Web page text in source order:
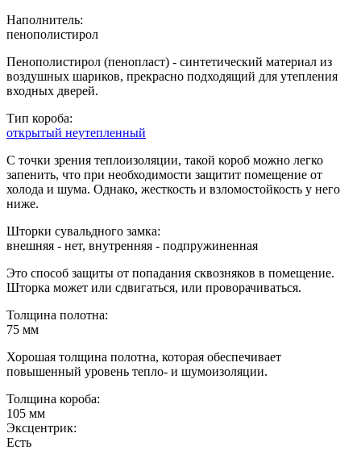
Наполнитель:
пенополистирол
Пенополистирол (пенопласт) - синтетический материал из
воздушных шариков, прекрасно подходящий для утепления
входных дверей.
Тип короба:
открытый неутепленный
С точки зрения теплоизоляции, такой короб можно легко
запенить, что при необходимости защитит помещение от
холода и шума. Однако, жесткость и взломостойкость у него
ниже.
Шторки сувальдного замка:
внешняя - нет, внутренняя - подпружиненная
Это способ защиты от попадания сквозняков в помещение.
Шторка может или сдвигаться, или проворачиваться.
Толщина полотна:
75 мм
Хорошая толщина полотна, которая обеспечивает
повышенный уровень тепло- и шумоизоляции.
Толщина короба:
105 мм
Эксцентрик:
Есть